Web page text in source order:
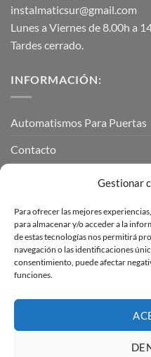
Gestionar
Para ofrecer las mejores
para almacenar y/o acceder a la
de estas tecnologías nos permitirá
navegación o las identificaciones
consentimiento, puede afectar
funciones.
instalmaticsur@gmail.com
Lunes a Viernes de 8.00h a
Tardes cerrado.
INFORMACIÓN:
Automatismos Para Puertas
Contacto
INFORMACIÓN LEGAL
Aviso Legal